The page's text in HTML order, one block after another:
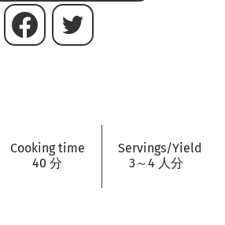
Cooking time
40 分
Servings/Yield
3～4 人分